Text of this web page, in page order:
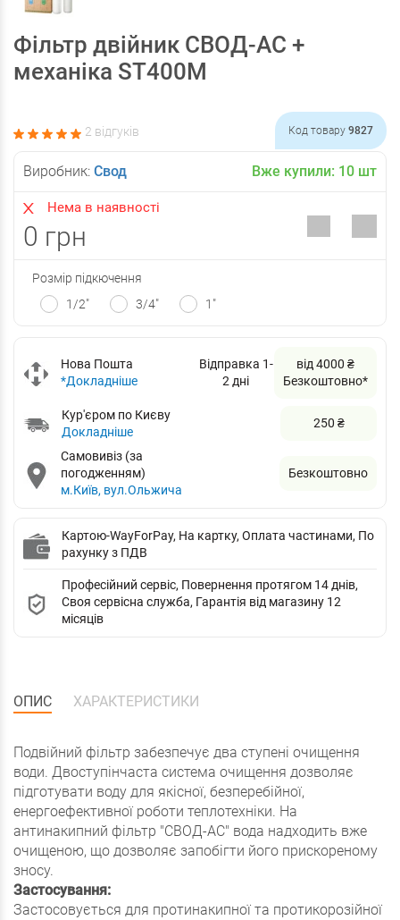
Фільтр двійник СВОД-АС +
механіка ST400M
2 відгуків Код товару 9827
Виробник: Свод Вже купили: 10 шт
Нема в наявності
0 грн
Розмір підкючення
1/2"
3/4" 1"
Нова Пошта
*Докладніше
Відправка 1-
2 дні
від 4000 ₴
Безкоштовно*
Кур'єром по Києву
Докладніше
250 ₴
Самовивіз (за
погодженням)
м.Київ, вул.Ольжича
Безкоштовно
Картою-WayForPay, На картку, Оплата частинами, По
рахунку з ПДВ
Професійний сервіс, Повернення протягом 14 днів,
Своя сервісна служба, Гарантія від магазину 12
місяців
ОПИС ХАРАКТЕРИСТИКИ
Подвійний фільтр забезпечує два ступені очищення
води. Двоступінчаста система очищення дозволяє
підготувати воду для якісної, безперебійної,
енергоефективної роботи теплотехніки. На
антинакипний фільтр "СВОД-АС" вода надходить вже
очищеною, що дозволяє запобігти його прискореному
зносу.
Застосування:
Застосовується для протинакипної та протикорозійної